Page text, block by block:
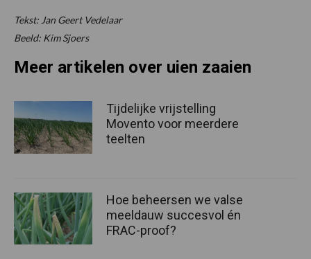
Tekst: Jan Geert Vedelaar
Beeld: Kim Sjoers
Meer artikelen over uien zaaien
Tijdelijke vrijstelling
Movento voor meerdere
teelten
Hoe beheersen we valse
meeldauw succesvol én
FRAC-proof?